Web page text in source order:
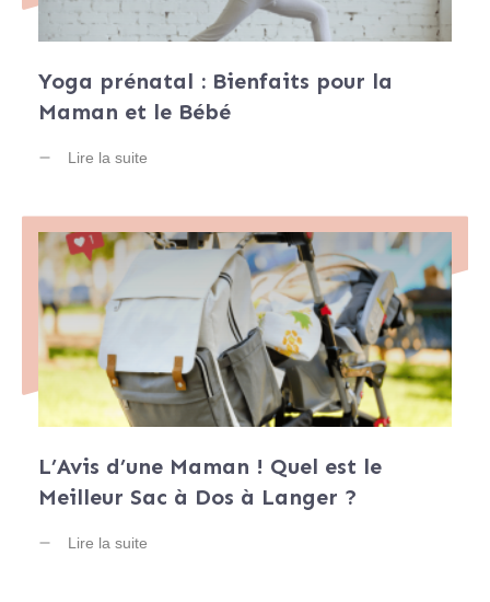
Yoga prénatal : Bienfaits pour la
Maman et le Bébé
Lire la suite
L’Avis d’une Maman ! Quel est le
Meilleur Sac à Dos à Langer ?
Lire la suite